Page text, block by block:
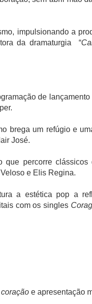
impulsionando a
da dramaturgia “
de
brega um refúgio e
José.
que percorre clássicos
e Elis Regina.
a estética pop a
com os singles
e apresentação